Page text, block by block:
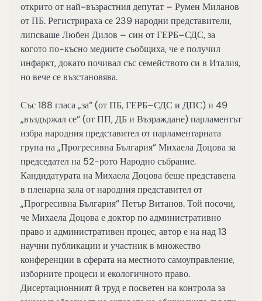
открито от най-възрастния депутат – Румен Миланов
от ПБ. Регистрираха се 239 народни представители,
липсваше Любен Дилов – син от ГЕРБ–СДС, за
когото по-късно медиите съобщиха, че е получил
инфаркт, докато почивал със семейството си в Италия,
но вече се възстановява.
Със 188 гласа „за“ (от ПБ, ГЕРБ–СДС и ДПС) и 49
„въздържал се“ (от ПП, ДБ и Възраждане) парламентът
избра народния представител от парламентарната
група на „Прогресивна България“ Михаела Доцова за
председател на 52-рото Народно събрание.
Кандидатурата на Михаела Доцова беше представена
в пленарна зала от народния представител от
„Прогресивна България“ Петър Витанов. Той посочи,
че Михаела Доцова е доктор по административно
право и административен процес, автор е на над 13
научни публикации и участник в множество
конференции в сферата на местното самоуправление,
изборните процеси и екологичното право.
Дисертационният й труд е посветен на контрола за